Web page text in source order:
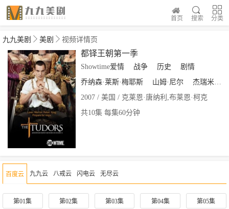
分类
搜索
首页
九九美剧 美剧 视频详情页
都铎王朝第一季
Showtime爱情 战争 历史
剧情
乔纳森·莱斯·梅耶斯
山姆·尼尔
杰瑞米·诺森
2007 / 美国 / 克莱恩·唐纳利,布莱恩·柯克
共10集 每集60分钟
百度云 九九云 八戒云 闪电云 无尽云
第01集 第02集 第03集 第04集 第05集